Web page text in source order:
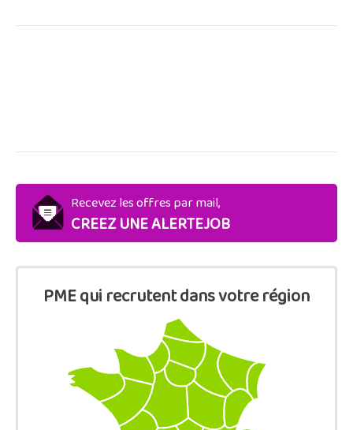
Recevez les offres par mail,
CREEZ UNE ALERTEJOB
PME qui recrutent dans votre région